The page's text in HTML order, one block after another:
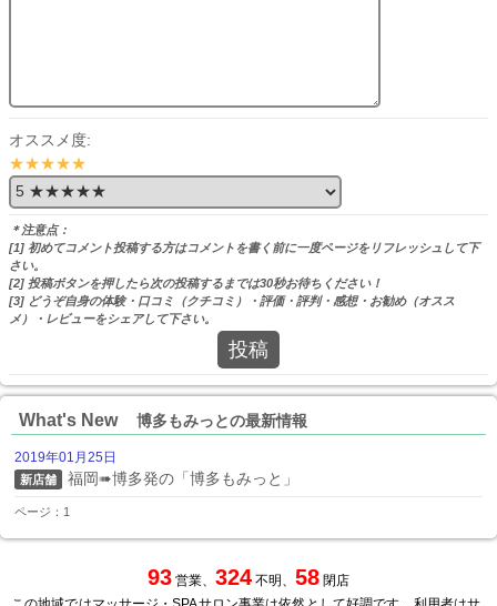
オススメ度:
★★★★★
＊注意点：
[1] 初めてコメント投稿する方はコメントを書く前に一度ページをリフレッシュして下
さい。
[2] 投稿ボタンを押したら次の投稿するまでは30秒お待ちください！
[3] どうぞ自身の体験・口コミ（クチコミ）・評価・評判・感想・お勧め（オスス
メ）・レビューをシェアして下さい。
投稿
What's New 博多もみっとの最新情報
2019年01月25日
新店舗 福岡➠博多発の「博多もみっと」
ページ：1
93 営業、 324 不明、 58 閉店